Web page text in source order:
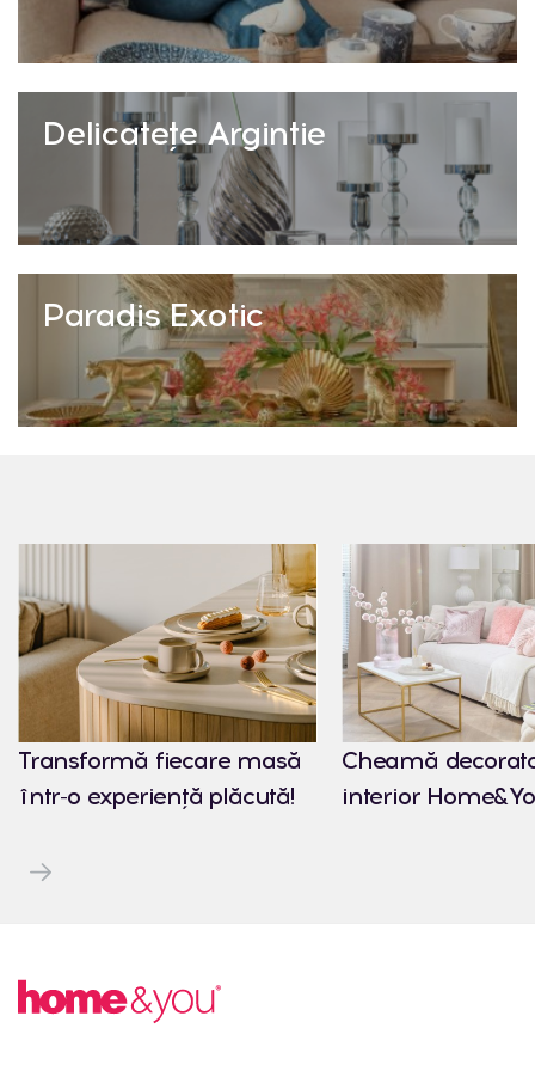
Delicatețe Argintie
Paradis Exotic
Transformă fiecare masă
într-o experiență plăcută!
Cheamă
interior